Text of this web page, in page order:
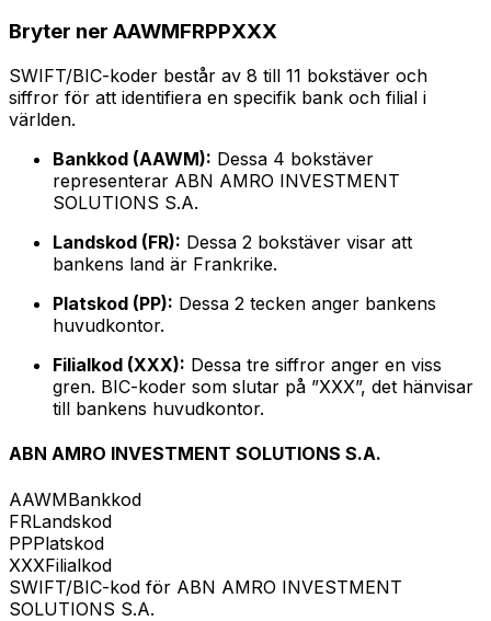
Bryter ner AAWMFRPPXXX
SWIFT/BIC-koder består av 8 till 11 bokstäver och
siffror för att identifiera en specifik bank och filial i
världen.
Bankkod (AAWM): Dessa 4 bokstäver
representerar ABN AMRO INVESTMENT
SOLUTIONS S.A.
Landskod (FR): Dessa 2 bokstäver visar att
bankens land är Frankrike.
Platskod (PP): Dessa 2 tecken anger bankens
huvudkontor.
Filialkod (XXX): Dessa tre siffror anger en viss
gren. BIC-koder som slutar på ”XXX”, det hänvisar
till bankens huvudkontor.
ABN AMRO INVESTMENT SOLUTIONS S.A.
AAWMBankkod
FRLandskod
PPPlatskod
XXXFilialkod
SWIFT/BIC-kod för ABN AMRO INVESTMENT
SOLUTIONS S.A.